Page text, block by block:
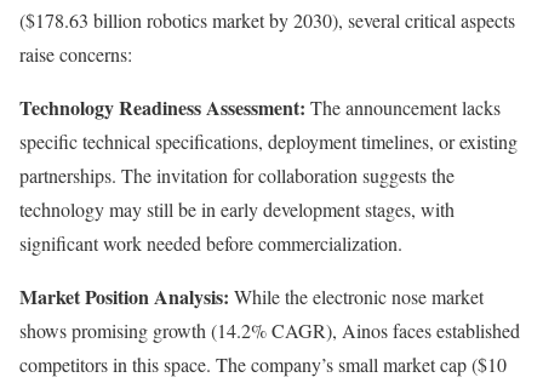
($178.63 billion robotics market by 2030), several critical aspects
raise concerns:
Technology Readiness Assessment: The announcement lacks
specific technical specifications, deployment timelines, or existing
partnerships. The invitation for collaboration suggests the
technology may still be in early development stages, with
significant work needed before commercialization.
Market Position Analysis: While the electronic nose market
shows promising growth (14.2% CAGR), Ainos faces established
competitors in this space. The company’s small market cap ($10